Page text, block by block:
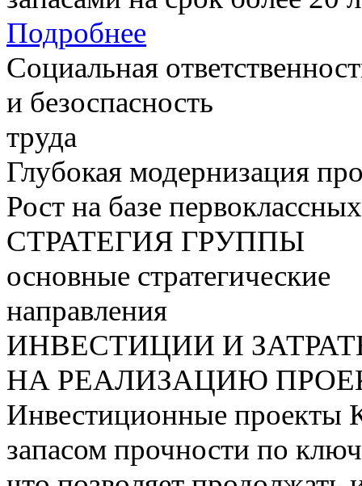
Подробнее
Социальная
и безоспасность
труда
Глубокая модернизация
Рост на базе
СТРАТЕГИЯ ГРУППЫ
основные стратегические
направления
ИНВЕСТИЦИИ И
НА РЕАЛИЗАЦИЮ
Инвестиционные проекты
запасом прочности по